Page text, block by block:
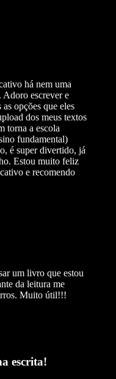
há nem uma
Adoro escrever e
opções que eles
dos meus textos
torna a escola
fundamental)
é super divertido, já
Estou muito feliz
e recomendo
um livro que estou
da leitura me
Muito útil!!!
escrita!